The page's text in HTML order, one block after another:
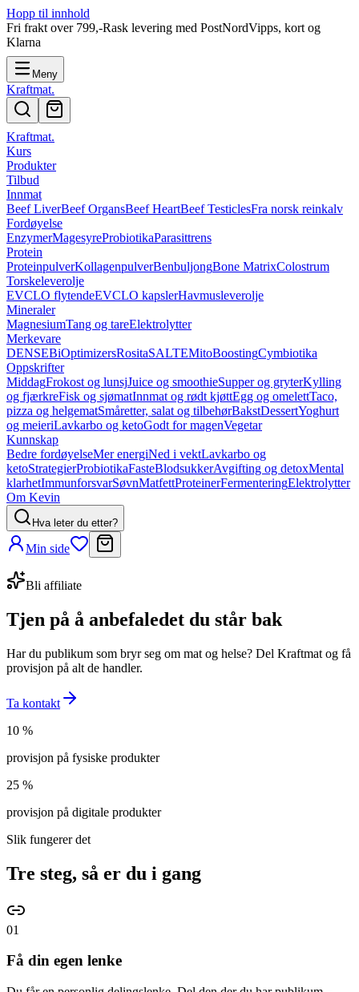
Hopp til innhold
Fri frakt over 799,-Rask levering med PostNordVipps, kort og
Klarna
Meny
Kraftmat.
Kraftmat.
Kurs
Produkter
Tilbud
Innmat
Beef LiverBeef OrgansBeef HeartBeef TesticlesFra norsk reinkalv
Fordøyelse
EnzymerMagesyreProbiotikaParasittrens
Protein
ProteinpulverKollagenpulverBenbuljongBone MatrixColostrum
Torskeleverolje
EVCLO flytendeEVCLO kapslerHavmusleverolje
Mineraler
MagnesiumTang og tareElektrolytter
Merkevare
DENSEBiOptimizersRositaSALTEMitoBoostingCymbiotika
Oppskrifter
MiddagFrokost og lunsjJuice og smoothieSupper og gryterKylling
og fjærkreFisk og sjømatInnmat og rødt kjøttEgg og omelettTaco,
pizza og helgematSmåretter, salat og tilbehørBakstDessertYoghurt
og meieriLavkarbo og ketoGodt for magenVegetar
Kunnskap
Bedre fordøyelseMer energiNed i vektLavkarbo og
ketoStrategierProbiotikaFasteBlodsukkerAvgifting og detoxMental
klarhetImmunforsvarSøvnMatfettProteinerFermenteringElektrolytter
Om Kevin
Hva leter du etter?
Min side
Bli affiliate
Tjen på å anbefaledet du står bak
Har du publikum som bryr seg om mat og helse? Del Kraftmat og få
provisjon på alt de handler.
Ta kontakt
10 %
provisjon på fysiske produkter
25 %
provisjon på digitale produkter
Slik fungerer det
Tre steg, så er du i gang
01
Få din egen lenke